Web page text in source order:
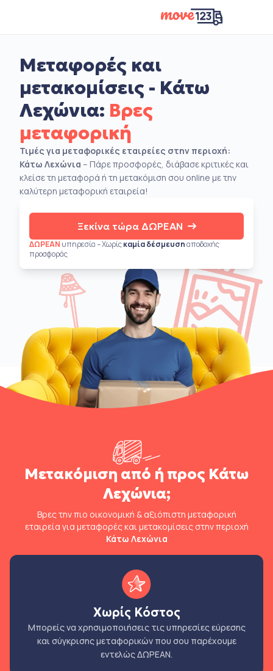
Μεταφορές και
μετακομίσεις - Κάτω
Λεχώνια: Βρες
μεταφορική
Τιμές για μεταφορικές εταιρείες στην περιοχή:
Κάτω Λεχώνια – Πάρε προσφορές, διάβασε κριτικές και
κλείσε τη μεταφορά ή τη μετακόμιση σου online με την
καλύτερη μεταφορική εταιρεία!
Ξεκίνα τώρα ΔΩΡΕΑΝ
ΔΩΡΕΑΝ υπηρεσία – Χωρίςκαμία δέσμευσηαποδοχής
προσφοράς
Μετακόμιση από ή προς Κάτω
Λεχώνια;
Βρες την πιο οικονομική & αξιόπιστη μεταφορική
εταιρεία για μεταφορές και μετακομίσεις στην περιοχή
Κάτω Λεχώνια
Χωρίς Κόστος
Μπορείς να χρησιμοποιήσεις τις υπηρεσίες εύρεσης
και σύγκρισης μεταφορικών που σου παρέχουμε
εντελώς ΔΩΡΕΑΝ.